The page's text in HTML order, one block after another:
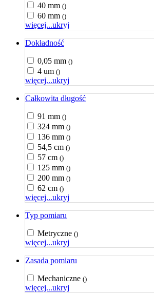
40 mm ()
60 mm ()
więcej...ukryj
Dokładność
0,05 mm ()
4 um ()
więcej...ukryj
Całkowita długość
91 mm ()
324 mm ()
136 mm ()
54,5 cm ()
57 cm ()
125 mm ()
200 mm ()
62 cm ()
więcej...ukryj
Typ pomiaru
Metryczne ()
więcej...ukryj
Zasada pomiaru
Mechaniczne ()
więcej...ukryj